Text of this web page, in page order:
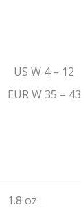
W 4 – 12
W 35 – 43
1.8 oz